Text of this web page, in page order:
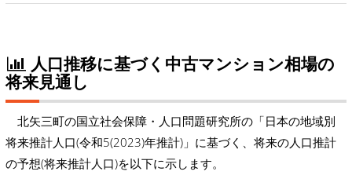
人口推移に基づく中古マンション相場の
将来見通し
北矢三町の国立社会保障・人口問題研究所の「日本の地域別
将来推計人口(令和5(2023)年推計)」に基づく、将来の人口推計
の予想(将来推計人口)を以下に示します。